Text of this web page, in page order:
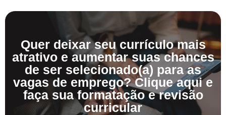
Quer deixar seu currículo mais
atrativo e aumentar suas chances
de ser selecionado(a) para as
vagas de emprego? Clique aqui e
faça sua formatação e revisão
curricular